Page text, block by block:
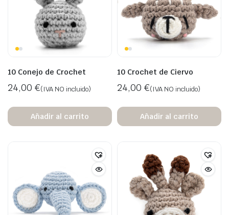
10 Conejo de Crochet
24,00 €(IVA NO incluido)
Añadir al carrito
10 Crochet de Ciervo
24,00 €(IVA NO incluido)
Añadir al carrito